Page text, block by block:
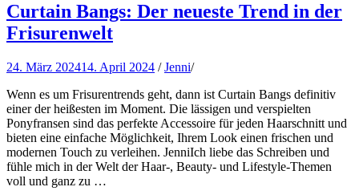
Curtain Bangs: Der neueste Trend in der
Frisurenwelt
24. März 202414. April 2024 /Jenni/
Wenn es um Frisurentrends geht, dann ist Curtain Bangs definitiv
einer der heißesten im Moment. Die lässigen und verspielten
Ponyfransen sind das perfekte Accessoire für jeden Haarschnitt und
bieten eine einfache Möglichkeit, Ihrem Look einen frischen und
modernen Touch zu verleihen. JenniIch liebe das Schreiben und
fühle mich in der Welt der Haar-, Beauty- und Lifestyle-Themen
voll und ganz zu …